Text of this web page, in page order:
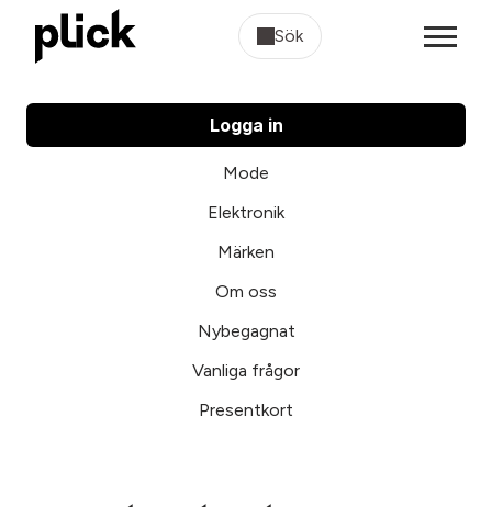
Sök
Logga in
Mode
Elektronik
Märken
Om oss
Nybegagnat
Vanliga frågor
Presentkort